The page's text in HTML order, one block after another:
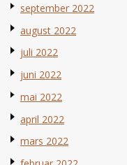
september 2022
august 2022
juli 2022
juni 2022
mai 2022
april 2022
mars 2022